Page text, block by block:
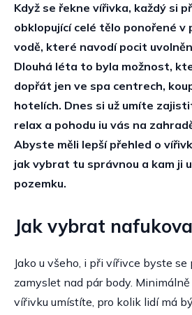
Když se řekne vířivka, každý si
obklopující celé tělo ponořené v
vodě, které navodí pocit
Dlouhá léta to byla možnost,
dopřát jen ve spa centrech,
hotelích. Dnes si už umíte
relax a pohodu iu vás na
Abyste měli lepší přehled o
jak vybrat tu správnou a kam ji
pozemku.
Jak vybrat
Jako u všeho, i při vířivce byste se
zamyslet nad pár body.
vířivku umístíte, pro kolik lidí má